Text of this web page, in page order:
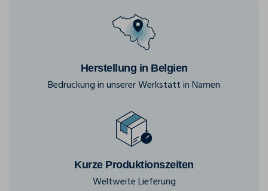
Herstellung in Belgien
Bedruckung in unserer Werkstatt in Namen
Kurze Produktionszeiten
Weltweite Lieferung